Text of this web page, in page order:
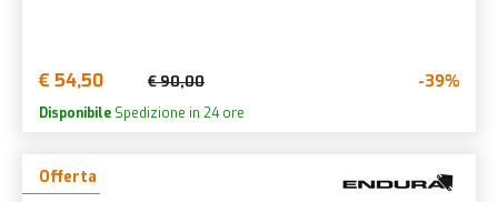
€ 54,50 € 90,00 -39%
Disponibile Spedizione in 24 ore
Offerta